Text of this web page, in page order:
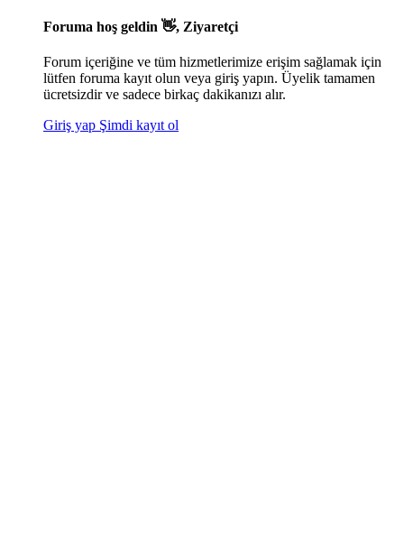
Foruma hoş geldin 👋, Ziyaretçi
Forum içeriğine ve tüm hizmetlerimize erişim sağlamak için
lütfen foruma kayıt olun veya giriş yapın. Üyelik tamamen
ücretsizdir ve sadece birkaç dakikanızı alır.
Giriş yap Şimdi kayıt ol